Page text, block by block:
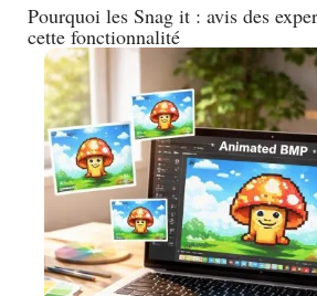
Pourquoi les Snag it : avis des
cette fonctionnalité